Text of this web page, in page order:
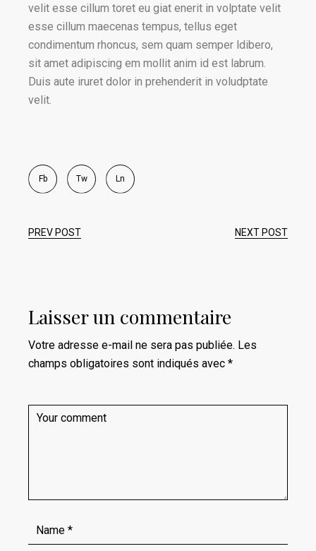
velit esse cillum toret eu giat enerit in volptate velit
esse cillum maecenas tempus, tellus eget
condimentum rhoncus, sem quam semper ldibero,
sit amet adipiscing em mollit anim id est labrum.
Duis aute iruret dolor in prehenderit in voludptate
velit.
Fb Tw Ln
PREV POST NEXT POST
Laisser un commentaire
Votre adresse e-mail ne sera pas publiée. Les
champs obligatoires sont indiqués avec*